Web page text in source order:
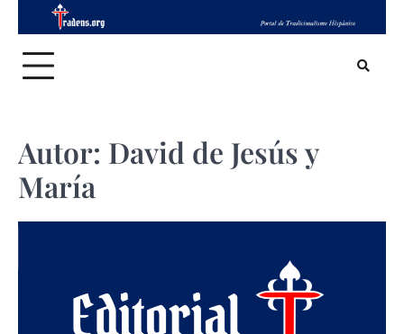
content
Autor: David de Jesús y
María